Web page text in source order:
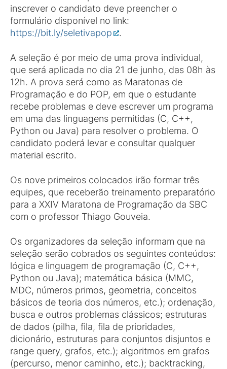
inscrever o candidato deve preencher o
formulário disponível no link:
https://bit.ly/seletivapop
.
A seleção é por meio de uma prova individual,
que será aplicada no dia 21 de junho, das 08h às
12h. A prova será como as Maratonas de
Programação e do POP, em que o estudante
recebe problemas e deve escrever um programa
em uma das linguagens permitidas (C, C++,
Python ou Java) para resolver o problema. O
candidato poderá levar e consultar qualquer
material escrito.
Os nove primeiros colocados irão formar três
equipes, que receberão treinamento preparatório
para a XXIV Maratona de Programação da SBC
com o professor Thiago Gouveia.
Os organizadores da seleção informam que na
seleção serão cobrados os seguintes conteúdos:
lógica e linguagem de programação (C, C++,
Python ou Java); matemática básica (MMC,
MDC, números primos, geometria, conceitos
básicos de teoria dos números, etc.); ordenação,
busca e outros problemas clássicos; estruturas
de dados (pilha, fila, fila de prioridades,
dicionário, estruturas para conjuntos disjuntos e
range query, grafos, etc.); algoritmos em grafos
(percurso, menor caminho, etc.); backtracking,